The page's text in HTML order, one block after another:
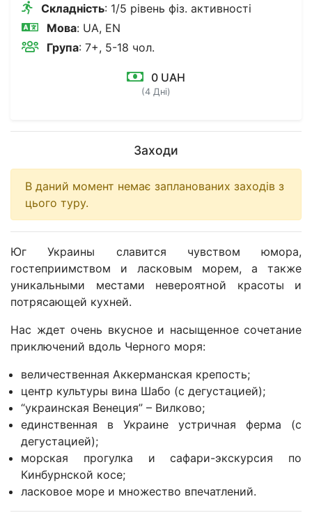
Складність: 1/5 рівень фіз. активності
Мова: UA, EN
Група: 7+, 5-18 чол.
0 UAH
(4 Дні)
Заходи
В даний момент немає запланованих заходів з
цього туру.
Юг Украины славится чувством юмора,
гостеприимством и ласковым морем, а также
уникальными местами невероятной красоты и
потрясающей кухней.
Нас ждет очень вкусное и насыщенное сочетание
приключений вдоль Черного моря:
величественная Аккерманская крепость;
центр культуры вина Шабо (с дегустацией);
“украинская Венеция” – Вилково;
единственная в Украине устричная ферма (с
дегустацией);
морская прогулка и сафари-экскурсия по
Кинбурнской косе;
ласковое море и множество впечатлений.